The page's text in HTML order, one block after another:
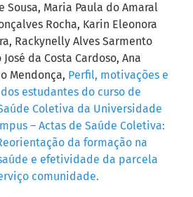
Sousa, Maria Paula do Amaral
Rocha, Karin Eleonora
Rackynelly Alves Sarmento
da Costa Cardoso, Ana
Mendonça, Perfil, motivações e
estudantes do curso de
Coletiva da Universidade
– Actas de Saúde Coletiva:
da formação na
e efetividade da parcela
comunidade.